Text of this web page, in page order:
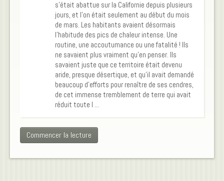
mystérieux Horkos.
s’était abattue sur la Californie depuis plusieurs
jours, et l’on était seulement au début du mois
de mars. Les habitants avaient désormais
l’habitude des pics de chaleur intense. Une
routine, une accoutumance ou une fatalité ! Ils
ne savaient plus vraiment qu’en penser. Ils
savaient juste que ce territoire était devenu
aride, presque désertique, et qu’il avait demandé
beaucoup d’efforts pour renaître de ses cendres,
de cet immense tremblement de terre qui avait
réduit toute l ...
Commencer la lecture